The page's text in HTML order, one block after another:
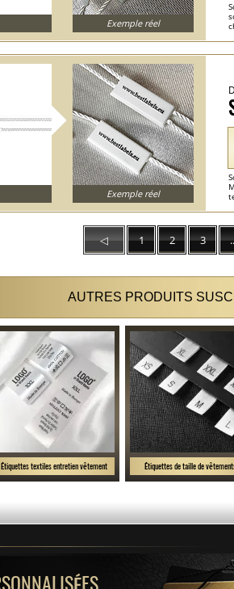
Exemple réel
Exemple réel
◁ 1 2 3
AUTRES PRODUITS
Étiquettes textiles entretien vêtement Étiquettes de taille de